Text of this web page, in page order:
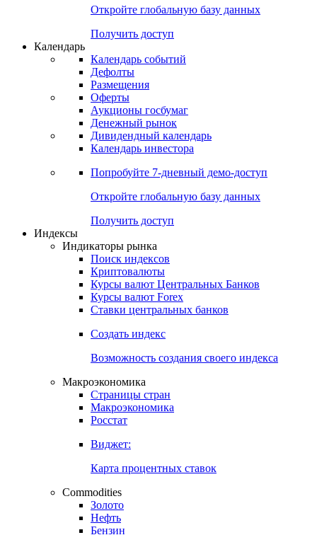
Откройте глобальную базу данных
Получить доступ
Календарь
Календарь событий
Дефолты
Размещения
Оферты
Аукционы госбумаг
Денежный рынок
Дивидендный календарь
Календарь инвестора
Попробуйте 7-дневный демо-доступ
Откройте глобальную базу данных
Получить доступ
Индексы
Индикаторы рынка
Поиск индексов
Криптовалюты
Курсы валют Центральных Банков
Курсы валют Forex
Ставки центральных банков
Создать индекс
Возможность создания своего индекса
Макроэкономика
Страницы стран
Макроэкономика
Росстат
Виджет:
Карта процентных ставок
Commodities
Золото
Нефть
Бензин